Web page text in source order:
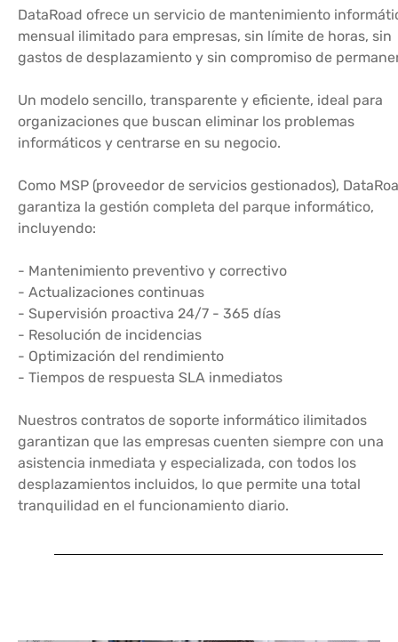
DataRoad ofrece un servicio de mantenimiento
mensual ilimitado para empresas, sin límite de horas, sin
gastos de desplazamiento y sin compromiso de
Un modelo sencillo, transparente y eficiente, ideal para
organizaciones que buscan eliminar los problemas
informáticos y centrarse en su negocio.
Como MSP (proveedor de servicios gestionados),
garantiza la gestión completa del parque informático,
incluyendo:
- Mantenimiento preventivo y correctivo
- Actualizaciones continuas
- Supervisión proactiva 24/7 - 365 días
- Resolución de incidencias
- Optimización del rendimiento
- Tiempos de respuesta SLA inmediatos
Nuestros contratos de soporte informático ilimitados
garantizan que las empresas cuenten siempre con una
asistencia inmediata y especializada, con todos los
desplazamientos incluidos, lo que permite una total
tranquilidad en el funcionamiento diario.